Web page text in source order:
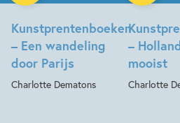
Kunstprentenboeken
– Een wandeling
door Parijs
Charlotte Dematons
–
mooist
Charlotte